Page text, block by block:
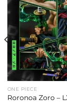
ONE PIECE
Roronoa Zoro –